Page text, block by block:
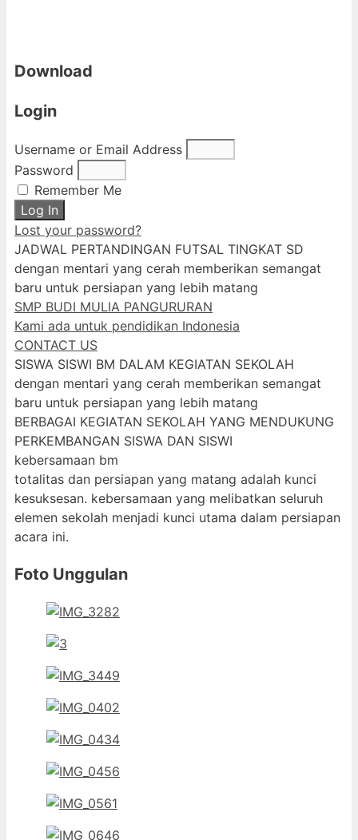
Download
Login
Username or Email Address
Password
Remember Me
Log In
Lost your password?
JADWAL PERTANDINGAN FUTSAL TINGKAT SD
dengan mentari yang cerah memberikan semangat
baru untuk persiapan yang lebih matang
SMP BUDI MULIA PANGURURAN
Kami ada untuk pendidikan Indonesia
CONTACT US
SISWA SISWI BM DALAM KEGIATAN SEKOLAH
dengan mentari yang cerah memberikan semangat
baru untuk persiapan yang lebih matang
BERBAGAI KEGIATAN SEKOLAH YANG MENDUKUNG
PERKEMBANGAN SISWA DAN SISWI
kebersamaan bm
totalitas dan persiapan yang matang adalah kunci
kesuksesan. kebersamaan yang melibatkan seluruh
elemen sekolah menjadi kunci utama dalam persiapan
acara ini.
Foto Unggulan